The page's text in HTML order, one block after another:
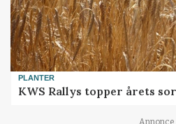
PLANTER
KWS Rallys topper årets
Annonce